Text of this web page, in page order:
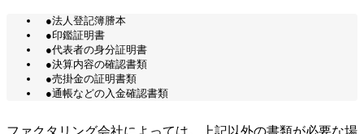
●法人登記簿謄本
●印鑑証明書
●代表者の身分証明書
●決算内容の確認書類
●売掛金の証明書類
●通帳などの入金確認書類
ファクタリング会社によっては、上記以外の書類が必要な場